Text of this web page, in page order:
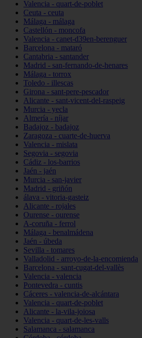
Valencia - quart-de-poblet
Ceuta - ceuta
Málaga - málaga
Castellón - moncofa
Valencia - canet-d39en-berenguer
Barcelona - mataró
Cantabria - santander
Madrid - san-fernando-de-henares
Málaga - torrox
Toledo - illescas
Girona - sant-pere-pescador
Alicante - sant-vicent-del-raspeig
Murcia - yecla
Almería - níjar
Badajoz - badajoz
Zaragoza - cuarte-de-huerva
Valencia - mislata
Segovia - segovia
Cádiz - los-barrios
Jaén - jaén
Murcia - san-javier
Madrid - griñón
álava - vitoria-gasteiz
Alicante - rojales
Ourense - ourense
A-coruña - ferrol
Málaga - benalmádena
Jaén - úbeda
Sevilla - tomares
Valladolid - arroyo-de-la-encomienda
Barcelona - sant-cugat-del-vallès
Valencia - valencia
Pontevedra - cuntis
Cáceres - valencia-de-alcántara
Valencia - quart-de-poblet
Alicante - la-vila-joiosa
Valencia - quart-de-les-valls
Salamanca - salamanca